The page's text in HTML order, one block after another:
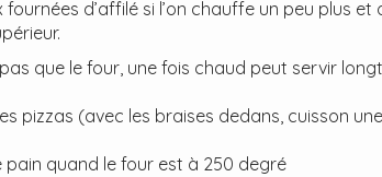
fournées d’affilé si l’on chauffe un peu plus
pas que le four, une fois chaud peut servir
pizzas (avec les braises dedans, cuisson
pain quand le four est à 250 degré